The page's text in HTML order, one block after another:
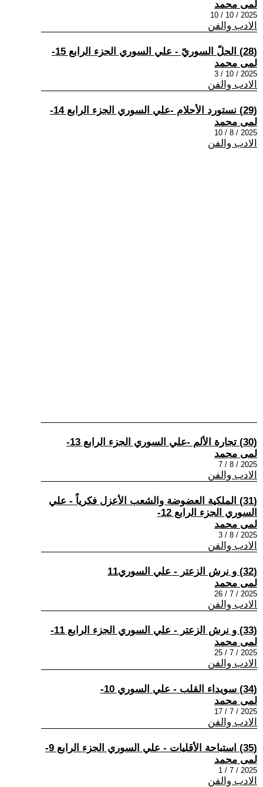
لمى محمد
2025 / 10 / 10
الادب والفن
(28) الحلّ السوريّ - علي السوري الجزء الرابع 15-
لمى محمد
2025 / 10 / 3
الادب والفن
(29) نستورد الأحلام -علي السوري الجزء الرابع 14-
لمى محمد
2025 / 8 / 10
الادب والفن
(30) تجارة الألم -علي السوري الجزء الرابع 13-
لمى محمد
2025 / 8 / 7
الادب والفن
(31) الملكية العضوضة والشعب الأعزل فكرياً - علي
السوري الجزء الرابع 12-
لمى محمد
2025 / 8 / 3
الادب والفن
(32) و نرش الزعتر - علي السوري11
لمى محمد
2025 / 7 / 26
الادب والفن
(33) و نرش الزعتر - علي السوري الجزء الرابع 11-
لمى محمد
2025 / 7 / 25
الادب والفن
(34) سويداء القلب - علي السوري 10-
لمى محمد
2025 / 7 / 17
الادب والفن
(35) استباحة الأقليات - علي السوري الجزء الرابع 9-
لمى محمد
2025 / 7 / 1
الادب والفن